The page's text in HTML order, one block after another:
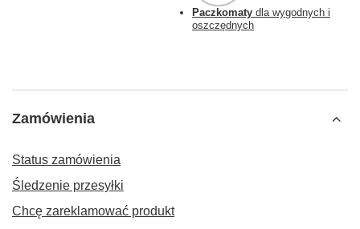
Paczkomaty dla wygodnych i
oszczędnych
Zamówienia
Status zamówienia
Śledzenie przesyłki
Chcę zareklamować produkt